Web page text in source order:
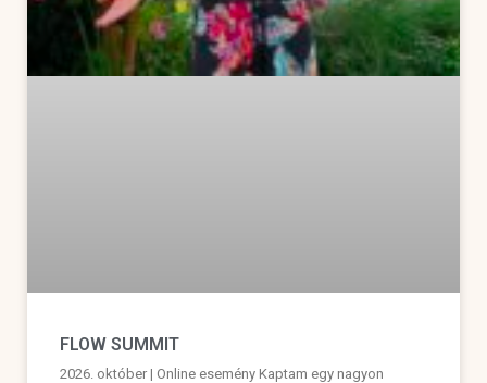
FLOW SUMMIT
2026. október | Online esemény Kaptam egy nagyon